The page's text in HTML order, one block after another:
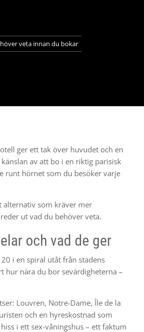
veta innan du bokar
ger ett tak över huvudet och en
av att bo i en riktig parisisk
runt hörnet som du besöker varje
alternativ som kräver mer
ut vad du behöver veta.
och vad de ger
i en spiral utåt från stadens
hur nära du bor sevärdigheterna –
Louvren, Notre-Dame, Île de la
och en hyreskostnad som
i ett sex-våningshus – ett faktum